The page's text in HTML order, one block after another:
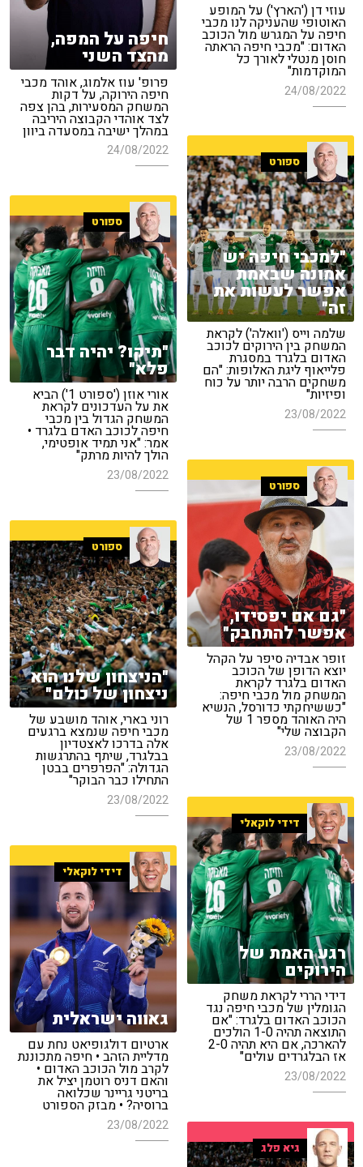
עוזי דן ('הארץ') על המופע
האוטופי שהעניקה לנו מכבי
חיפה על המגרש מול הכוכב
האדום: "מכבי חיפה הראתה
חוסן מנטלי לאורך כל
המוקדמות"
24/08/2022
חיפה על המפה,
מהצד השני
פרופ' עוז אלמוג, אוהד מכבי
חיפה הירוקה, על דקות
המשחק המסעירות, בהן צפה
לצד אוהדי הקבוצה היריבה
במהלך ישיבה במסעדה ביוון
24/08/2022
ספורט
"למכבי חיפה יש
אמונה שבאמת
אפשר לעשות את
זה"
שלמה וייס ('וואלה') לקראת
המשחק בין הירוקים לכוכב
האדום בלגרד במסגרת
פלייאוף ליגת האלופות: "הם
משחקים הרבה יותר על כוח
ופיזיות"
23/08/2022
ספורט
"תיקו? יהיה דבר
פלא"
אורי אוזן ('ספורט 1') הביא
את על העדכונים לקראת
המשחק הגדול בין מכבי
חיפה לכוכב האדם בלגרד •
אמר: "אני תמיד אופטימי,
הולך להיות מרתק"
23/08/2022
ספורט
"גם אם יפסידו,
אפשר להתחבק"
זופר אבדיה סיפר על הקהל
יוצא הדופן של הכוכב
האדום בלגרד לקראת
המשחק מול מכבי חיפה:
"כששיחקתי כדורסל, הנשיא
היה האוהד מספר 1 של
הקבוצה שלי"
23/08/2022
ספורט
"הניצחון שלנו הוא
ניצחון של כולם"
רוני בארי, אוהד מושבע של
מכבי חיפה שנמצא ברגעים
אלה בדרכו לאצטדיון
בבלגרד, שיתף בהתרגשות
הגדולה: "הפרפרים בבטן
התחילו כבר הבוקר"
23/08/2022
דידי לוקאלי
רגע האמת של
הירוקים
דידי הררי לקראת משחק
הגומלין של מכבי חיפה נגד
הכוכב האדום בלגרד: "אם
התוצאה תהיה 1-0 הולכים
להארכה, אם היא תהיה 2-0
אז הבלגרדים עולים"
23/08/2022
דידי לוקאלי
גאווה ישראלית
ארטיום דולגופיאט נחת עם
מדליית הזהב • חיפה מתכוננת
לקרב מול הכוכב האדום •
והאם דניס רוטמן יציל את
בריטני גריינר שכלואה
ברוסיה? • מבזק הספורט
23/08/2022
גיא פלג